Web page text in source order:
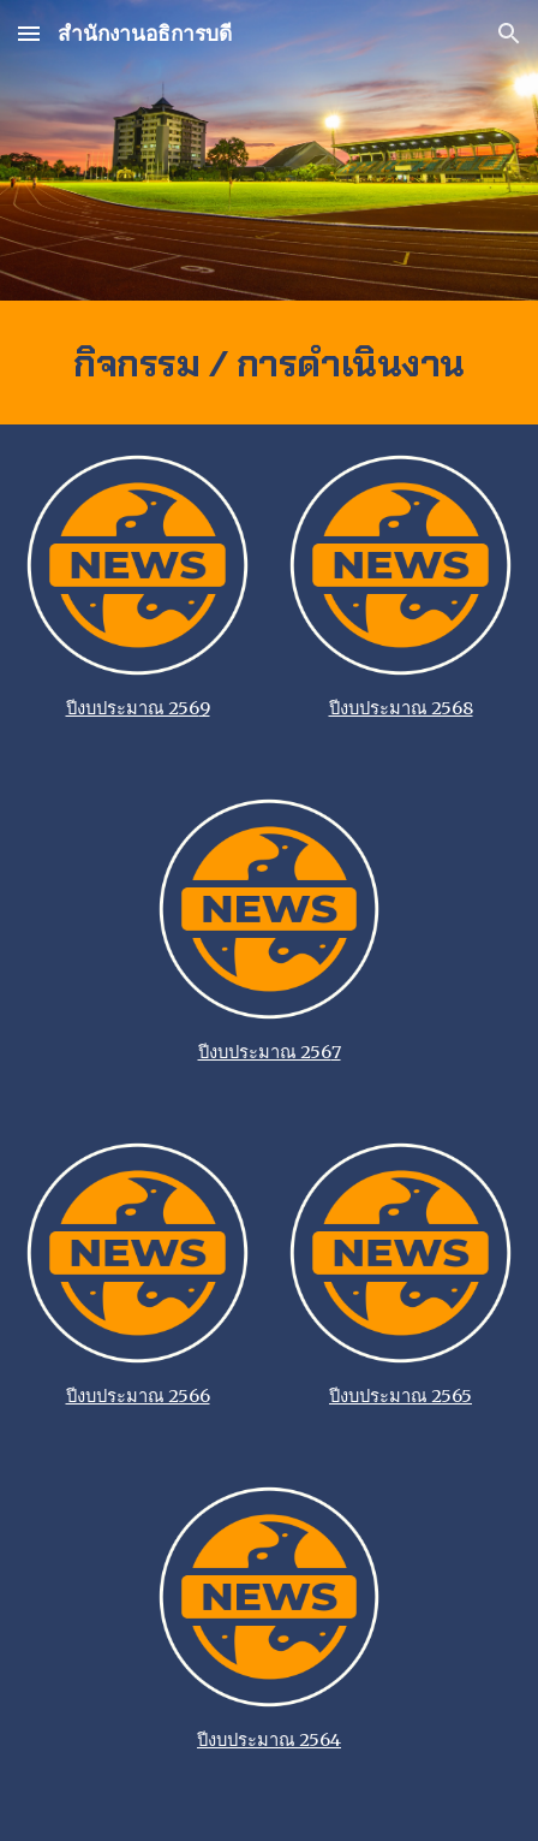
Skip to main content Skip to navigation
สำนักงานอธิการบดี
กิจกรรม / การดำเนินงาน
ปีงบประมาณ 2569 ปีงบประมาณ 2568
ปีงบประมาณ 2567
ปีงบประมาณ 2566 ปีงบประมาณ 2565
ปีงบประมาณ 2564